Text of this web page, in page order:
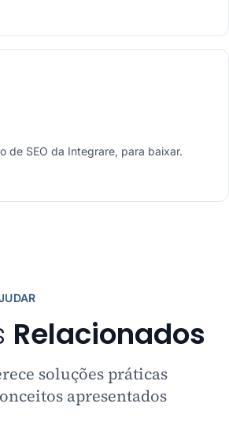
de SEO da Integrare, para baixar.
Relacionados
soluções práticas
apresentados